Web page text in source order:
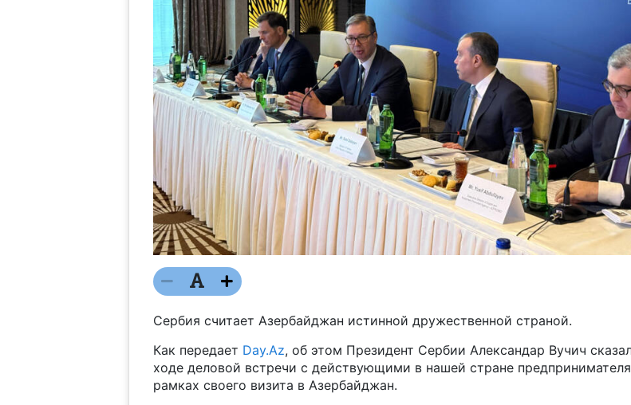
Сербия считает Азербайджан истинной дружественной страной.
Как передает Day.Az, об этом Президент Сербии Александар Вучич
ходе деловой встречи с действующими в нашей стране
рамках своего визита в Азербайджан.